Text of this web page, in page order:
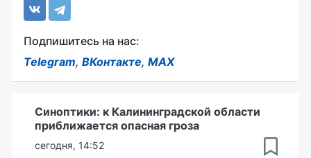
Подпишитесь на нас:
Telegram, ВКонтакте, MAX
Синоптики: к Калининградской области
приближается опасная гроза
сегодня, 14:52